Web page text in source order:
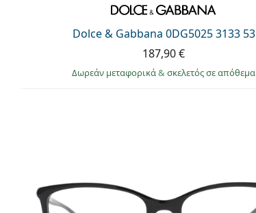
Dolce & Gabbana 0DG5025 3133 53
187,90 €
Δωρεάν μεταφορικά& σκελετός σε απόθεμα